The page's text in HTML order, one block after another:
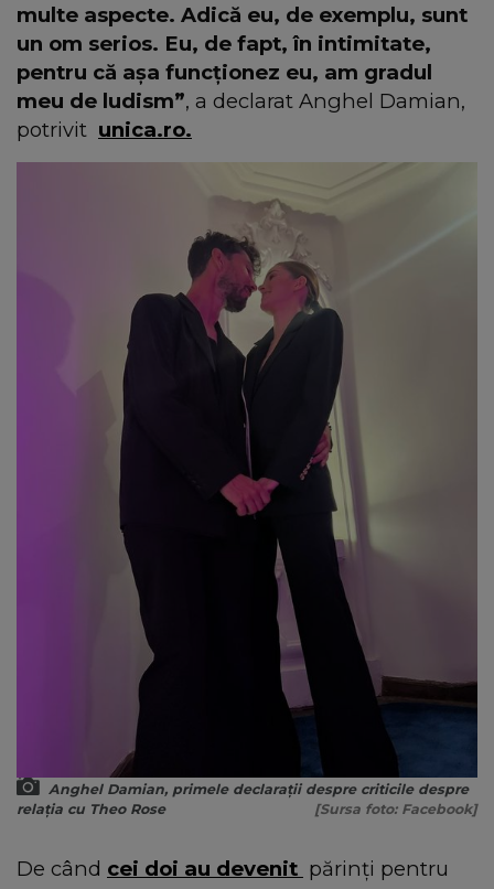
multe aspecte. Adică eu, de exemplu, sunt
un om serios. Eu, de fapt, în intimitate,
pentru că așa funcționez eu, am gradul
meu de ludism”, a declarat Anghel Damian,
potrivit unica.ro.
Anghel Damian, primele declarații despre criticile despre
relația cu Theo Rose
[Sursa foto: Facebook]
De când cei doi au devenit părinți pentru